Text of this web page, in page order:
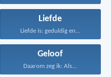
Liefde
Liefde is: geduldig en...
Geloof
Daarom zeg ik: Als...